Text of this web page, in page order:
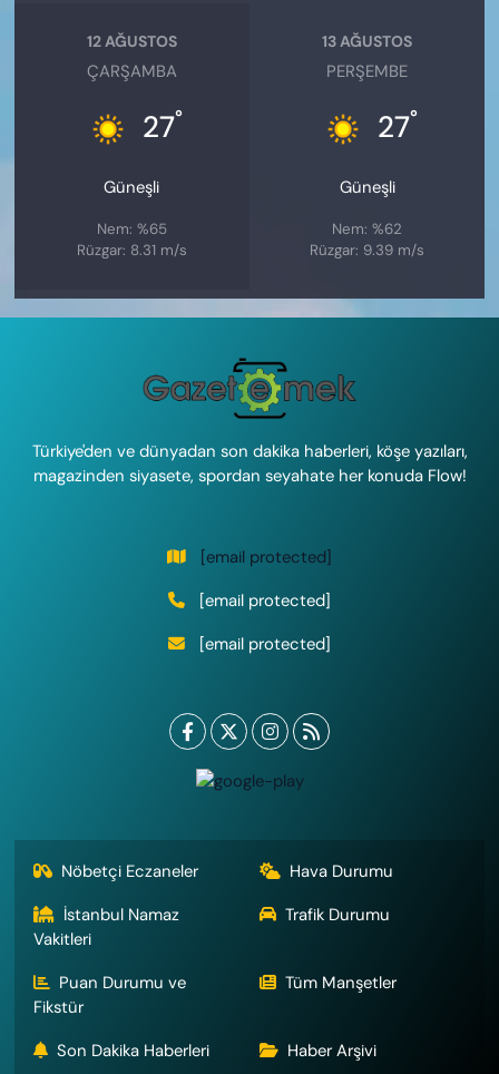
12 AĞUSTOS
ÇARŞAMBA
27°
Güneşli
Nem: %65
Rüzgar: 8.31 m/s
13 AĞUSTOS
PERŞEMBE
27°
Güneşli
Nem: %62
Rüzgar: 9.39 m/s
Türkiye'den ve dünyadan son dakika haberleri, köşe yazıları,
magazinden siyasete, spordan seyahate her konuda Flow!
[email protected]
[email protected]
[email protected]
Nöbetçi Eczaneler
Hava Durumu
İstanbul Namaz
Vakitleri
Trafik Durumu
Puan Durumu ve
Fikstür
Tüm Manşetler
Son Dakika Haberleri Haber Arşivi